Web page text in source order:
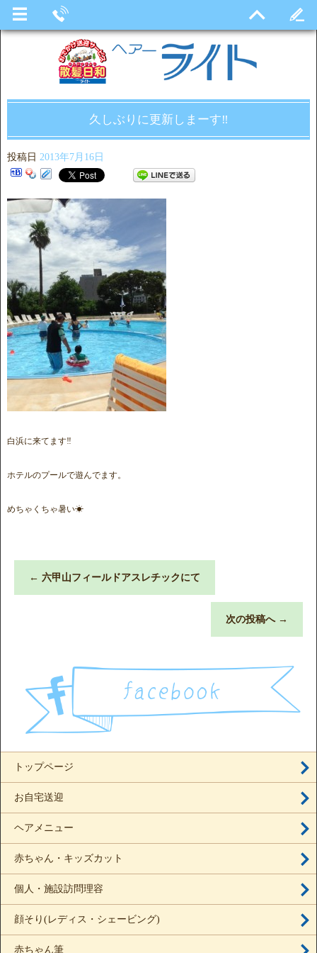
久しぶりに更新しまーす‼
投稿日 2013年7月16日
白浜に来てます‼
ホテルのプールで遊んでます。
めちゃくちゃ暑い☀
← 六甲山フィールドアスレチックにて
次の投稿へ →
トップページ
お自宅送迎
ヘアメニュー
赤ちゃん・キッズカット
個人・施設訪問理容
顔そり(レディス・シェービング)
赤ちゃん筆